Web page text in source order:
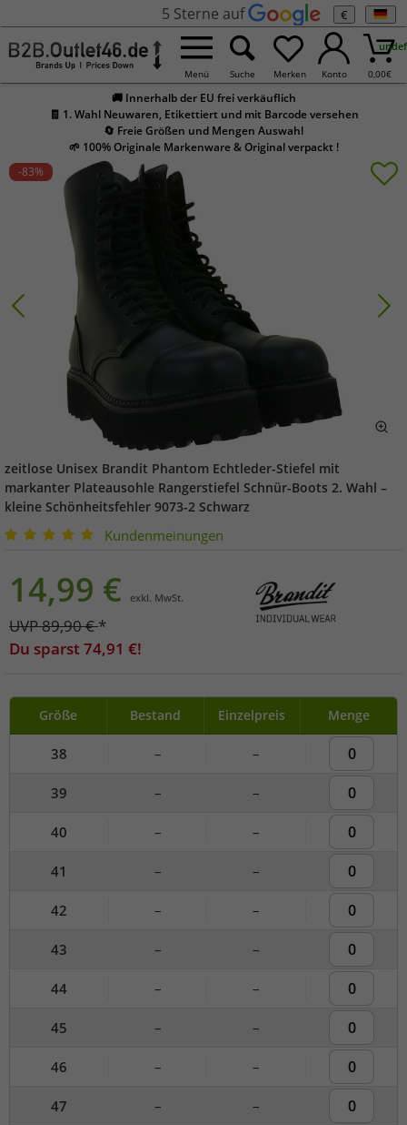
5 Sterne auf €
Menü Suche Merken Konto 0,00€
🚚 Innerhalb der EU frei verkäuflich
🧾 1. Wahl Neuwaren, Etikettiert und mit Barcode versehen
🔄 Freie Größen und Mengen Auswahl
🌱 100% Originale Markenware & Original verpackt !
-83%
zeitlose Unisex Brandit Phantom Echtleder-Stiefel mit
markanter Plateausohle Rangerstiefel Schnür-Boots 2. Wahl –
kleine Schönheitsfehler 9073-2 Schwarz
Kundenmeinungen
14,99 € exkl. MwSt.
UVP89,90€*
Du sparst 74,91 €!
Größe Bestand Einzelpreis Menge
38 – –
39 – –
40 – –
41 – –
42 – –
43 – –
44 – –
45 – –
46 – –
47 – –